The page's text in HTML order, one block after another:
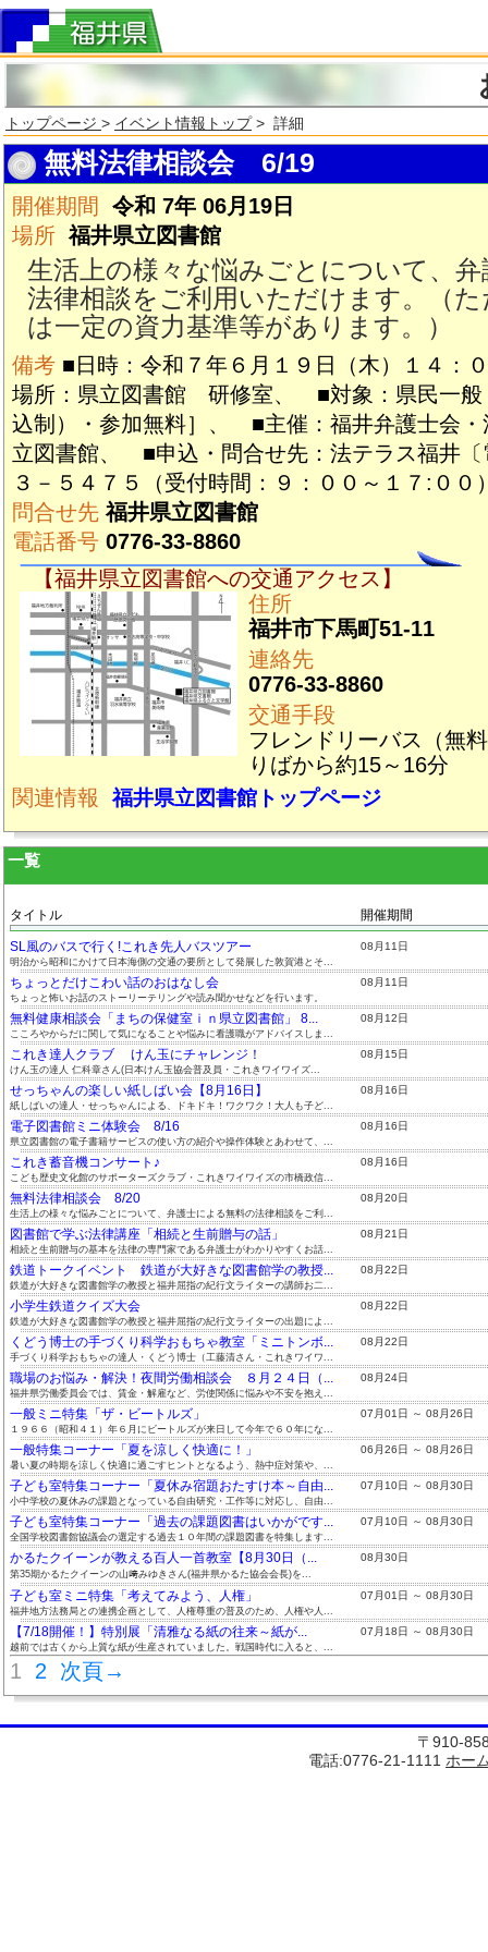
トップページ > イベント情報トップ> 詳細
無料法律相談会 6/19
開催期間
令和 7年 06月19日
場所 福井県立図書館
生活上の様々な悩みごとについて、
法律相談をご利用いただけます。（
は一定の資力基準等があります。）
備考 ■日時：令和７年６月１９日（木）１４：
場所：県立図書館 研修室、 ■対象：県民一般
込制）・参加無料］、 ■主催：福井弁護士会・
立図書館、 ■申込・問合せ先：法テラス福井〔
３－５４７５（受付時間：９：００～１７:００
問合せ先福井県立図書館
電話番号 0776-33-8860
【福井県立図書館への交通アクセス】
住所
福井市下馬町51-11
連絡先
0776-33-8860
交通手段
フレンドリーバス（無
りばから約15～16分
関連情報福井県立図書館トップページ
一覧
タイトル 開催期間
SL風のバスで行く!これき先人バスツアー 08月11日
明治から昭和にかけて日本海側の交通の要所として発展した敦賀港とそ...
ちょっとだけこわい話のおはなし会 08月11日
ちょっと怖いお話のストーリーテリングや読み聞かせなどを行います。
無料健康相談会「まちの保健室ｉｎ県立図書館」 8... 08月12日
こころやからだに関して気になることや悩みに看護職がアドバイスしま...
これき達人クラブ けん玉にチャレンジ！ 08月15日
けん玉の達人 仁科章さん(日本けん玉協会普及員・これきワイワイズ...
せっちゃんの楽しい紙しばい会【8月16日】 08月16日
紙しばいの達人・せっちゃんによる、ドキドキ！ワクワク！大人も子ど...
電子図書館ミニ体験会 8/16 08月16日
県立図書館の電子書籍サービスの使い方の紹介や操作体験とあわせて、...
これき蓄音機コンサート♪ 08月16日
こども歴史文化館のサポーターズクラブ・これきワイワイズの市橋政信...
無料法律相談会 8/20 08月20日
生活上の様々な悩みごとについて、弁護士による無料の法律相談をご利...
図書館で学ぶ法律講座「相続と生前贈与の話」 08月21日
相続と生前贈与の基本を法律の専門家である弁護士がわかりやすくお話...
鉄道トークイベント 鉄道が大好きな図書館学の教授... 08月22日
鉄道が大好きな図書館学の教授と福井屈指の紀行文ライターの講師お二...
小学生鉄道クイズ大会 08月22日
鉄道が大好きな図書館学の教授と福井屈指の紀行文ライターの出題によ...
くどう博士の手づくり科学おもちゃ教室「ミニトンボ... 08月22日
手づくり科学おもちゃの達人・くどう博士（工藤清さん・これきワイワ...
職場のお悩み・解決！夜間労働相談会 ８月２４日（... 08月24日
福井県労働委員会では、賃金・解雇など、労使関係に悩みや不安を抱え...
一般ミニ特集「ザ・ビートルズ」 07月01日 ～ 08月26日
１９６６（昭和４１）年６月にビートルズが来日して今年で６０年にな...
一般特集コーナー「夏を涼しく快適に！」 06月26日 ～ 08月26日
暑い夏の時期を涼しく快適に過ごすヒントとなるよう、熱中症対策や、...
子ども室特集コーナー「夏休み宿題おたすけ本～自由... 07月10日 ～ 08月30日
小中学校の夏休みの課題となっている自由研究・工作等に対応し、自由...
子ども室特集コーナー「過去の課題図書はいかがです... 07月10日 ～ 08月30日
全国学校図書館協議会の選定する過去１０年間の課題図書を特集します...
かるたクイーンが教える百人一首教室【8月30日（... 08月30日
第35期かるたクイーンの山﨑みゆきさん(福井県かるた協会会長)を...
子ども室ミニ特集「考えてみよう、人権」 07月01日 ～ 08月30日
福井地方法務局との連携企画として、人権尊重の普及のため、人権や人...
【7/18開催！】特別展「清雅なる紙の往来～紙が... 07月18日 ～ 08月30日
越前では古くから上質な紙が生産されていました。戦国時代に入ると、...
1 2 次頁→
〒910-
電話:0776-21-1111 ホー